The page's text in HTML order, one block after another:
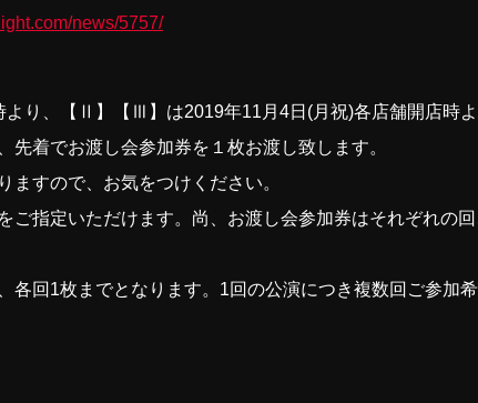
news/5757/
より、【Ⅱ】【Ⅲ】は2019年11月4日(月祝)各店舗開店時
先着でお渡し会参加券を１枚お渡し致します。
すので、お気をつけください。
ご指定いただけます。尚、お渡し会参加券はそれぞれの
各回1枚までとなります。1回の公演につき複数回ご参加